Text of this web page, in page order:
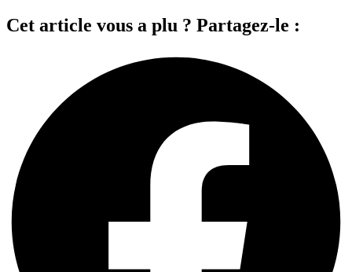
Cet article vous a plu ? Partagez-le :